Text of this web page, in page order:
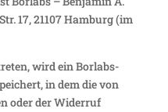
17, 21107 Hamburg (im
wird ein Borlabs-
in dem die von
oder der Widerruf